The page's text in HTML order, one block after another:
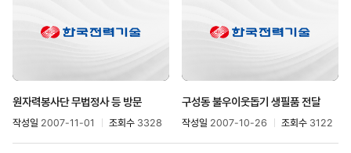
원자력봉사단 무법정사 등 방문
작성일 2007-11-01 조회수 3328
구성동 불우이웃돕기 생필품 전달
작성일 2007-10-26 조회수 3122